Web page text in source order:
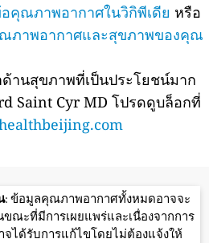
คุณภาพอากาศในวิกิพีเดีย หรือ
ภาพอากาศและสุขภาพของคุณ
านสุขภาพที่เป็นประโยชน์มาก
Saint Cyr MD โปรดดูบล็อกที่
: ข้อมูลคุณภาพอากาศทั้งหมดอาจจะ
ณะที่มีการเผยแพร่และเนื่องจากการ
ได้รับการแก้ไขโดยไม่ต้องแจ้งให้